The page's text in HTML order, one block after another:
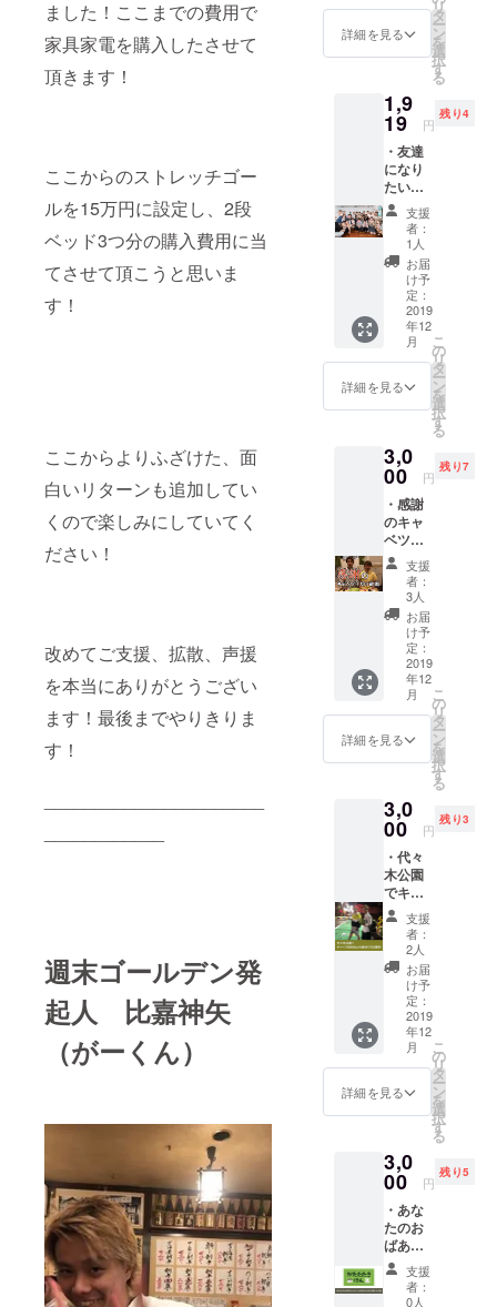
ました！ここまでの費用で
家具家電を購入したさせて
頂きます！
ここからのストレッチゴー
ルを15万円に設定し、2段
ベッド3つ分の購入費用に当
てさせて頂こうと思いま
す！
ここからよりふざけた、面
白いリターンも追加してい
くので楽しみにしていてく
ださい！
改めてご支援、拡散、声援
を本当にありがとうござい
ます！最後までやりきりま
す！
週末ゴールデン発
起人 比嘉神矢
（がーくん）
写真を
メール
に送り
ます】
かたく
らが千
円札を
もって
いる写
真を送
りま
す。 待
ち受け
にした
ら金運
UP間違
いな
し。
詳細を見る
リ
タ
ー
ン
を
選
択
す
る
1,9
19 円
残り4
・友達
になり
たい人
を誘っ
て
POTLU
CKラン
チ会
【友達
になり
たい人
を誘っ
てみん
なで
POTLU
CKを利
ランチ
会をし
ましょ
う】
12/7
12:00〜
POTLU
CKオ
フィス
(渋谷駅
徒歩3
分)にて
友達に
なりた
い人を
お誘い
の上お
での交
通費、
POTLU
CKのラ
ンチ代
は自己
負担で
お願い
します)
支援
者：
1人
お届
け予
定：
2019
年12
月
詳細を見る
こ
の
リ
タ
ー
ン
を
選
択
す
る
3,0
00 円
残り7
・感謝
のキャ
ベツ千
切り動
画。
【感謝
のキャ
ベツの
千切り
動画】
比嘉、
かたく
らが支
援して
頂いた
方への
想いを
述べな
がら
キャベ
ツを千
切りに
してい
る動画
を送り
ます。
支援
者：
3人
お届
け予
定：
2019
年12
月
詳細を見る
こ
の
リ
タ
ー
ン
を
選
択
す
る
3,0
00 円
残り3
・代々
木公園
でキャ
ベツを
持ちな
がら散
歩でき
る権
利。
【ダイ
エット
中の人
にオス
ス
メ！】
支援し
た人み
んなで
比嘉、
かたく
らと一
緒に
代々木
公園で
キャベ
支援
者：
2人
お届
け予
定：
2019
年12
月
詳細を見る
こ
の
リ
タ
ー
ン
を
選
択
す
る
3,0
00 円
残り5
・あな
たのお
ばあ
ちゃん
にしか
あげら
支援
者：
0人